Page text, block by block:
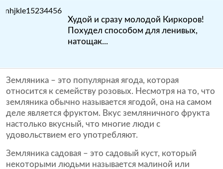
Худой и сразу молодой Киркоров!
Похудел способом для ленивых,
натощак...
Земляника – это популярная ягода, которая
относится к семейству розовых. Несмотря на то, что
земляника обычно называется ягодой, она на самом
деле является фруктом. Вкус земляничного фрукта
настолько вкусный, что многие люди с
удовольствием его употребляют.
Земляника садовая – это садовый куст, который
некоторыми людьми называется малиной или